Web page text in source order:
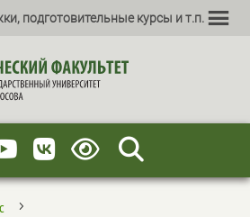
подготовительные курсы и т.п.
5